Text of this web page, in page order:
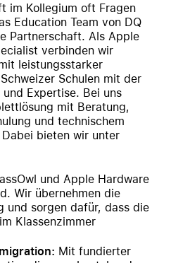
im Kollegium oft Fragen
Education Team von DQ
Partnerschaft. Als Apple
verbinden wir
leistungsstarker
Schulen mit der
Expertise. Bei uns
mit Beratung,
und technischem
bieten wir unter
und Apple Hardware
Wir übernehmen die
und sorgen dafür, dass die
Klassenzimmer
Mit fundierter